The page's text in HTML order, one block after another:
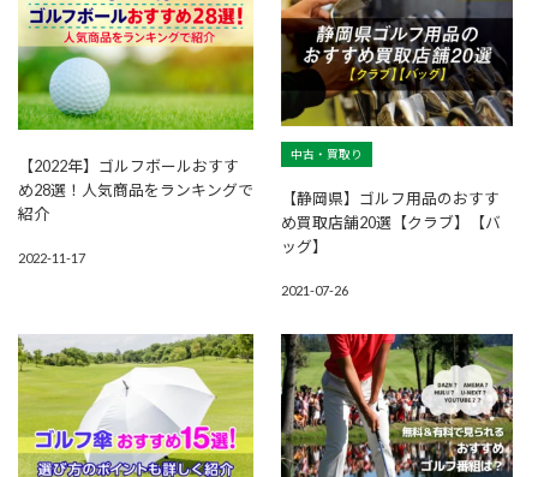
【2022年】ゴルフボールおすす
め28選！人気商品をランキングで
紹介
2022-11-17
中古・買取り
【静岡県】ゴルフ用品のおすす
め買取店舗20選【クラブ】【バ
ッグ】
2021-07-26